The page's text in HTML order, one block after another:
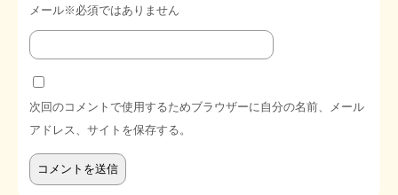
メール※必須ではありません
次回のコメントで使用するためブラウザーに自分の名前、メール
アドレス、サイトを保存する。